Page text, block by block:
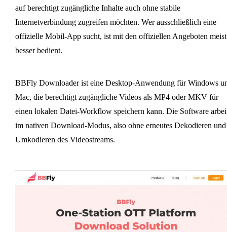
auf berechtigt zugängliche Inhalte auch ohne stabile
Internetverbindung zugreifen möchten. Wer ausschließlich eine
offizielle Mobil-App sucht, ist mit den offiziellen Angeboten meist
besser bedient.
BBFly Downloader ist eine Desktop-Anwendung für Windows
Mac, die berechtigt zugängliche Videos als MP4 oder MKV für
einen lokalen Datei-Workflow speichern kann. Die Software
im nativen Download-Modus, also ohne erneutes Dekodieren und
Umkodieren des Videostreams.